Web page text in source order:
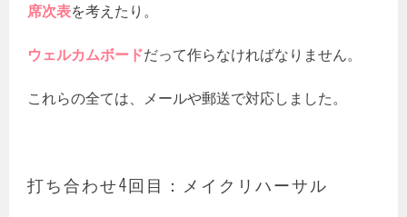
席次表を考えたり。
ウェルカムボードだって作らなければなりません。
これらの全ては、メールや郵送で対応しました。
打ち合わせ4回目：メイクリハーサル